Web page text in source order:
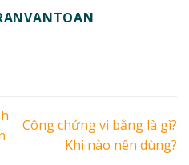
Công chứng vi bằng là gì?
Khi nào nên dùng?